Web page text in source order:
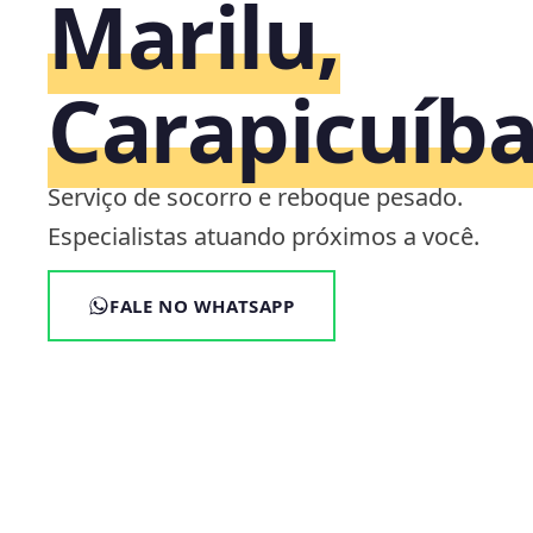
Marilu,
Serviço de socorro e reboque pesado.
Especialistas atuando próximos a você.
FALE NO WHATSAPP